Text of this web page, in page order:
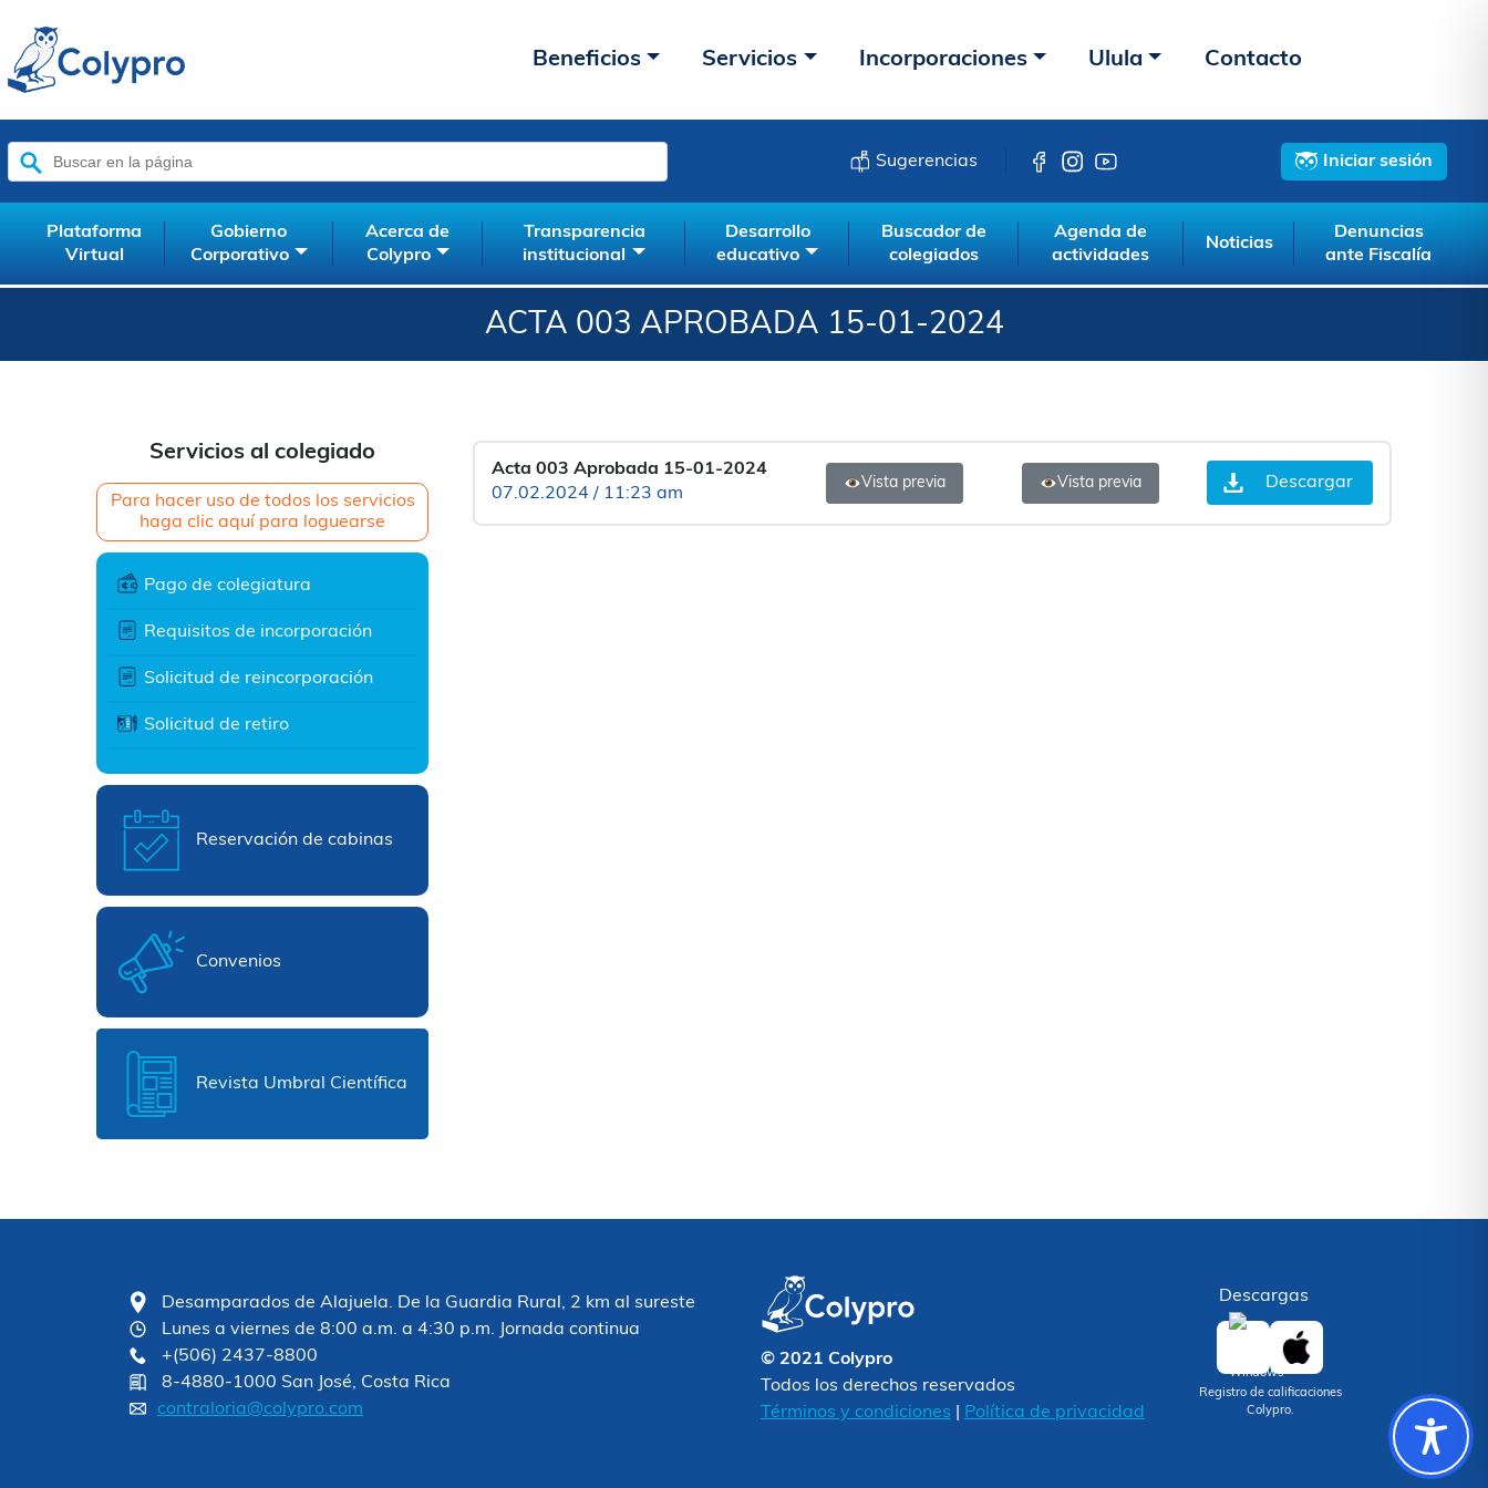
Beneficios Servicios Incorporaciones Ulula Contacto
Buscar:
Sugerencias Iniciar sesión
Plataforma
Virtual
Gobierno
Corporativo
Acerca de
Colypro
Transparencia
institucional
Desarrollo
educativo
Buscador de
colegiados
Agenda de
actividades
Noticias
Denuncias
ante Fiscalía
ACTA 003 APROBADA 15-01-2024
Servicios al colegiado
Para hacer uso de todos los servicios
haga clic aquí para loguearse
Pago de colegiatura
Requisitos de incorporación
Solicitud de reincorporación
Solicitud de retiro
Reservación de cabinas
Convenios
Revista Umbral Científica
Acta 003 Aprobada 15-01-2024
07.02.2024 / 11:23 am
Vista previa Vista previa Descargar
Desamparados de Alajuela. De la Guardia Rural, 2 km al sureste
Lunes a viernes de 8:00 a.m. a 4:30 p.m. Jornada continua
+(506) 2437-8800
8-4880-1000 San José, Costa Rica
contraloria@colypro.com
© 2021 Colypro
Todos los derechos reservados
Términos y condiciones
Política de privacidad
Descargas
Registro de calificaciones
Colypro.